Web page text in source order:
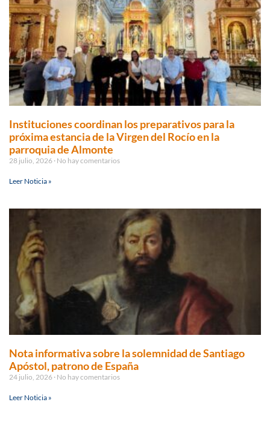
Instituciones coordinan los preparativos para la
próxima estancia de la Virgen del Rocío en la
parroquia de Almonte
28 julio, 2026 No hay comentarios
Leer Noticia »
Nota informativa sobre la solemnidad de Santiago
Apóstol, patrono de España
24 julio, 2026 No hay comentarios
Leer Noticia »